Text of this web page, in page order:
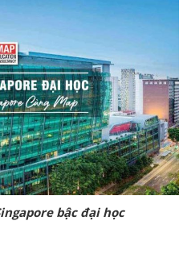
bậc đại học